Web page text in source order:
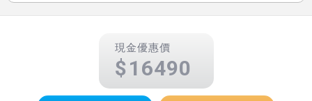
現金優惠價
16490